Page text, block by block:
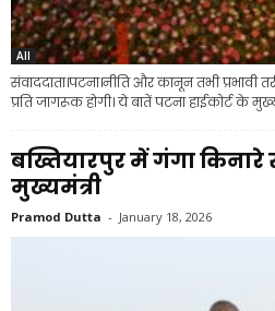
All
संवाददाता।पटना।नीति और कानून तभी
प्रति जागरूक होगी। ये बातें पटना हाईकोर्ट के
बख्तियारपुर में गंगा किनारे
मुख्यमंत्री
Pramod Dutta - January 18, 2026